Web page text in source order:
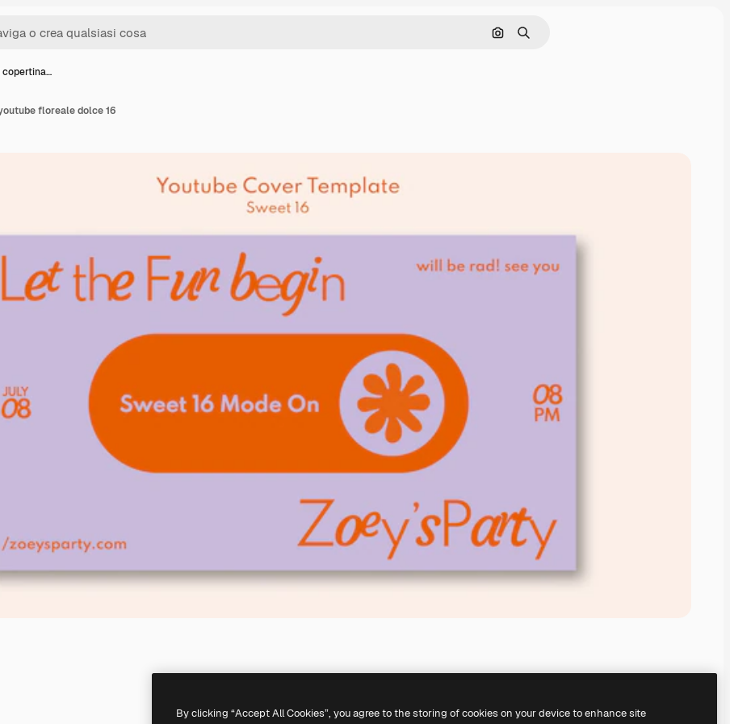
Cerca per immagine
Ricerca
copertina…
floreale dolce 16
By clicking “Accept All Cookies”, you agree to the storing of cookies on your device to enhance site